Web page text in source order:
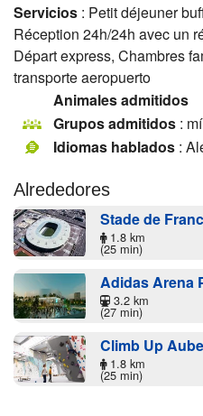
Servicios : Petit déjeuner
Réception 24h/24h avec un
Départ express, Chambres
transporte aeropuerto
Animales admitidos
Grupos admitidos :
Idiomas hablados :
Alrededores
Stade de
1.8 km
(25 min)
Adidas Arena
3.2 km
(27 min)
Climb Up
1.8 km
(25 min)